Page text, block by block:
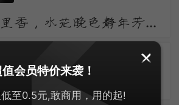
秀樾横塘十里香，水花晚色静年芳。胭脂雪瘦熏沉水，翡翠盘高走夜光。山黛远，月波长，暮云秋影蘸潇湘。
会员特价来袭！
至0.5元,敢商用，用的起!